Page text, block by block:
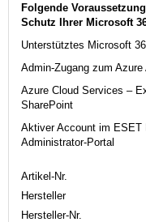
Folgende
Schutz Ihrer Microsoft
Unterstütztes Microsoft
Admin-Zugang zum
Azure Cloud Services –
SharePoint
Aktiver Account im ESET
Administrator-Portal
Artikel-Nr.
Hersteller
Hersteller-Nr.